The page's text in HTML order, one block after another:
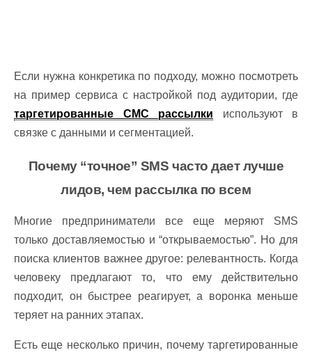
Если нужна конкретика по подходу, можно посмотреть
на пример сервиса с настройкой под аудитории, где
таргетированные СМС рассылки используют в
связке с данными и сегментацией.
Почему “точное” SMS часто дает лучше
лидов, чем рассылка по всем
Многие предприниматели все еще меряют SMS
только доставляемостью и “открываемостью”. Но для
поиска клиентов важнее другое: релевантность. Когда
человеку предлагают то, что ему действительно
подходит, он быстрее реагирует, а воронка меньше
теряет на ранних этапах.
Есть еще несколько причин, почему таргетированные